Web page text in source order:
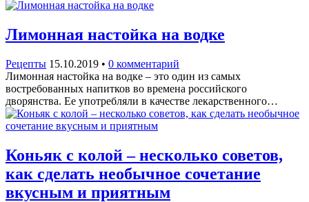
Лимонная настойка на водке
Рецепты 15.10.2019 • 0 комментарий
Лимонная настойка на водке – это один из самых
востребованных напитков во времена российского
дворянства. Ее употребляли в качестве лекарственного…
Коньяк с колой – несколько советов,
как сделать необычное сочетание
вкусным и приятным